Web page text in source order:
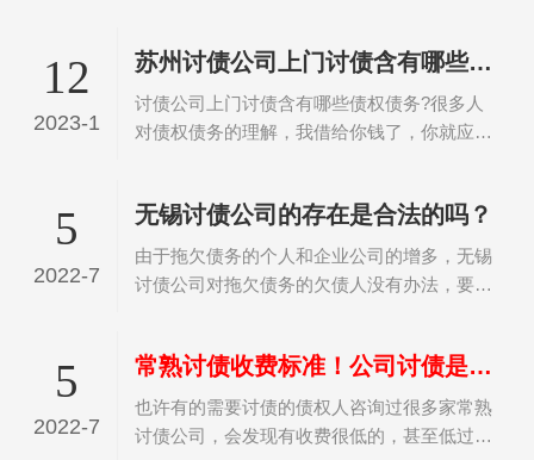
12
2023-1
苏州讨债公司上门讨债含有哪些债权债务
讨债公司上门讨债含有哪些债权债务?很多人
对债权债务的理解，我借给你钱了，你就应该
分，并不是所有的债务，债权债务还包括着很
多部位大众所了解…
5
2022-7
无锡讨债公司的存在是合法的吗？
由于拖欠债务的个人和企业公司的增多，无锡
讨债公司对拖欠债务的欠债人没有办法，要不
吗？无锡讨债公司一般都有一定的经验来应对
顽固的债务人，正…
5
2022-7
常熟讨债收费标准！公司讨债是怎么收费？
也许有的需要讨债的债权人咨询过很多家常熟
讨债公司，会发现有收费很低的，甚至低过